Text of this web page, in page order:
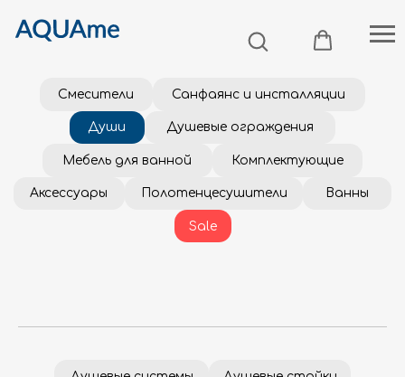
Души Душевые ограждения
Мебель для ванной
Аксессуары Полотенцесушители
Sale